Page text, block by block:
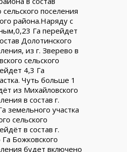
поселения
района.Наряду с
Га перейдет
Долотинского
из г. Зверево в
сельского
4,3 Га
Чуть больше 1
из Михайловского
в состав г.
земельного участка
сельского
в состав г.
Божковского
будет включено